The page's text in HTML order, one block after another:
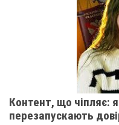
Контент, що чіпляє:
перезапускають